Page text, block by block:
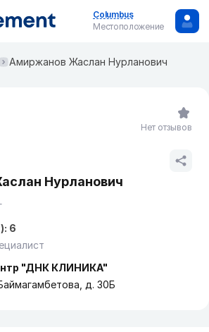
Columbus
Местоположение
Амиржанов Жаслан Нурланович
Нурланович
6
"ДНК КЛИНИКА"
д. 30Б
Нет отзывов